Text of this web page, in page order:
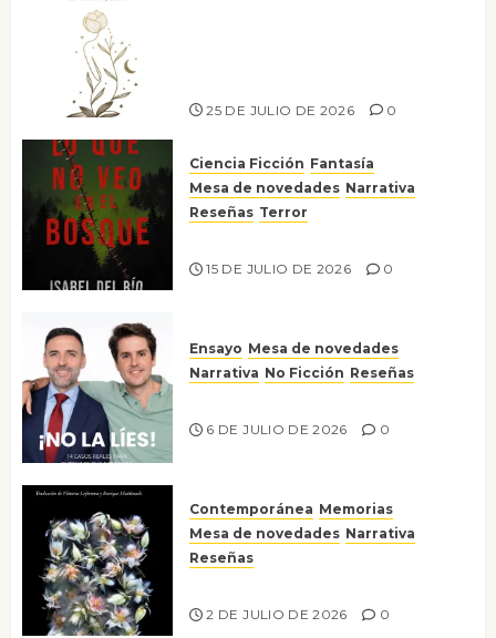
25 DE JULIO DE 2026 0
Ciencia Ficción Fantasía
Mesa de novedades Narrativa
Reseñas Terror
15 DE JULIO DE 2026 0
Ensayo Mesa de novedades
Narrativa No Ficción Reseñas
6 DE JULIO DE 2026 0
Contemporánea Memorias
Mesa de novedades Narrativa
Reseñas
2 DE JULIO DE 2026 0